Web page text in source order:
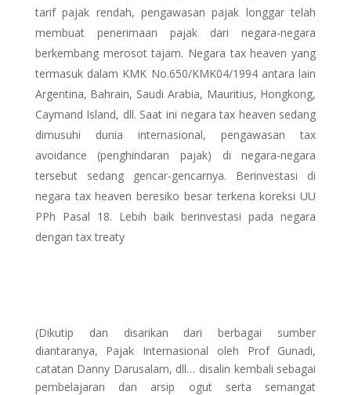
tarif pajak rendah, pengawasan pajak longgar telah
membuat penerimaan pajak dari negara-negara
berkembang merosot tajam. Negara tax heaven yang
termasuk dalam KMK No.650/KMK04/1994 antara lain
Argentina, Bahrain, Saudi Arabia, Mauritius, Hongkong,
Caymand Island, dll. Saat ini negara tax heaven sedang
dimusuhi dunia internasional, pengawasan tax
avoidance (penghindaran pajak) di negara-negara
tersebut sedang gencar-gencarnya. Berinvestasi di
negara tax heaven beresiko besar terkena koreksi UU
PPh Pasal 18. Lebih baik berinvestasi pada negara
dengan tax treaty
(Dikutip dan disarikan dari berbagai sumber
diantaranya, Pajak Internasional oleh Prof Gunadi,
catatan Danny Darusalam, dll… disalin kembali sebagai
pembelajaran dan arsip ogut serta semangat